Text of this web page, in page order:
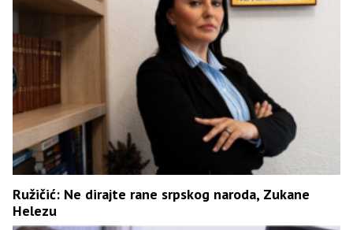
Ružičić: Ne dirajte rane srpskog naroda, Zukane
Helezu